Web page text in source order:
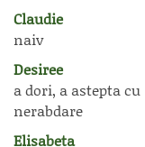
Claudie
naiv
Desiree
a dori, a astepta cu
nerabdare
Elisabeta